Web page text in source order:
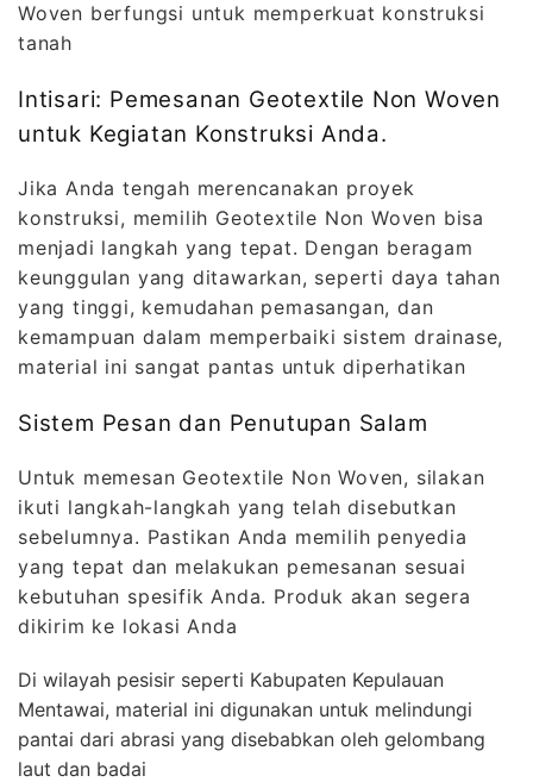
Woven berfungsi untuk memperkuat konstruksi
tanah
Intisari: Pemesanan Geotextile Non Woven
untuk Kegiatan Konstruksi Anda.
Jika Anda tengah merencanakan proyek
konstruksi, memilih Geotextile Non Woven bisa
menjadi langkah yang tepat. Dengan beragam
keunggulan yang ditawarkan, seperti daya tahan
yang tinggi, kemudahan pemasangan, dan
kemampuan dalam memperbaiki sistem drainase,
material ini sangat pantas untuk diperhatikan
Sistem Pesan dan Penutupan Salam
Untuk memesan Geotextile Non Woven, silakan
ikuti langkah-langkah yang telah disebutkan
sebelumnya. Pastikan Anda memilih penyedia
yang tepat dan melakukan pemesanan sesuai
kebutuhan spesifik Anda. Produk akan segera
dikirim ke lokasi Anda
Di wilayah pesisir seperti Kabupaten Kepulauan
Mentawai, material ini digunakan untuk melindungi
pantai dari abrasi yang disebabkan oleh gelombang
laut dan badai